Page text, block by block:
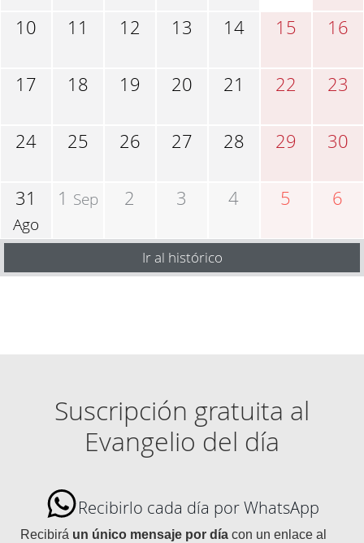
10 11 12 13 14 15 16
17 18 19 20 21 22 23
24 25 26 27 28 29 30
31
Ago
1 Sep 2 3 4 5 6
Ir al histórico
Suscripción gratuita al
Evangelio del día
Recibirlo cada día por WhatsApp
Recibirá un único mensaje por día con un enlace al